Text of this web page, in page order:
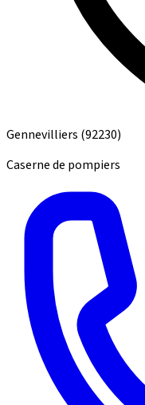
Gennevilliers (92230)
Caserne de pompiers